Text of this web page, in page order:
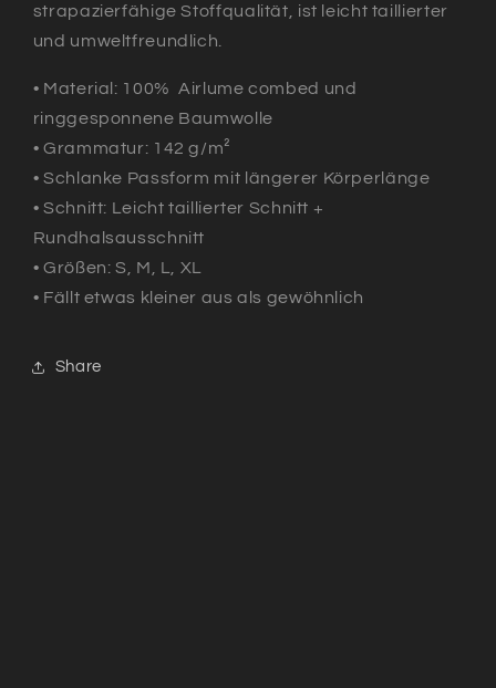
strapazierfähige Stoffqualität, ist leicht taillierter
und umweltfreundlich.
• Material: 100% Airlume combed und
ringgesponnene Baumwolle
•Grammatur: 142 g/m²
•Schlanke Passform mit längerer Körperlänge
• Schnitt: Leicht taillierter Schnitt +
Rundhalsausschnitt
• Größen: S, M, L, XL
• Fällt etwas kleiner aus als gewöhnlich
Share